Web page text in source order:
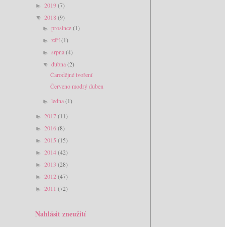
► 2019(7)
▼ 2018 (9)
►prosince(1)
►září(1)
►srpna(4)
▼dubna(2)
Čarodějné tvoření
Červeno modrý duben
►ledna(1)
► 2017(11)
► 2016(8)
► 2015 (15)
► 2014(42)
► 2013 (28)
► 2012(47)
► 2011 (72)
Nahlásit zneužití